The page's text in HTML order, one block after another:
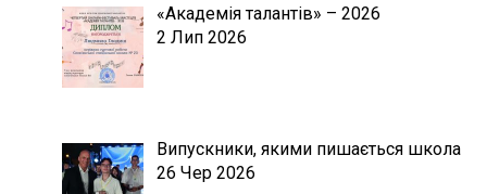
«Академія талантів» – 2026
2 Лип 2026
Випускники, якими пишається школа
26 Чер 2026